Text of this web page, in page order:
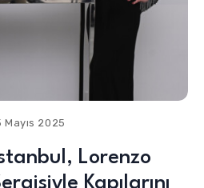
Mayıs 2025
Lorenzo
Kapılarını